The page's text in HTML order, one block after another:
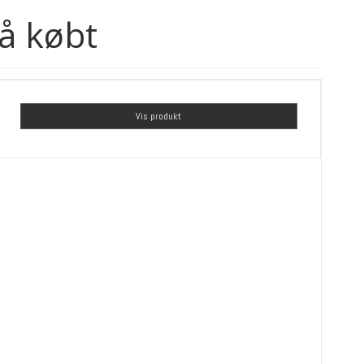
købt
Vis produkt